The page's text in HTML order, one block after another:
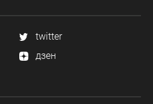
twitter
дзен